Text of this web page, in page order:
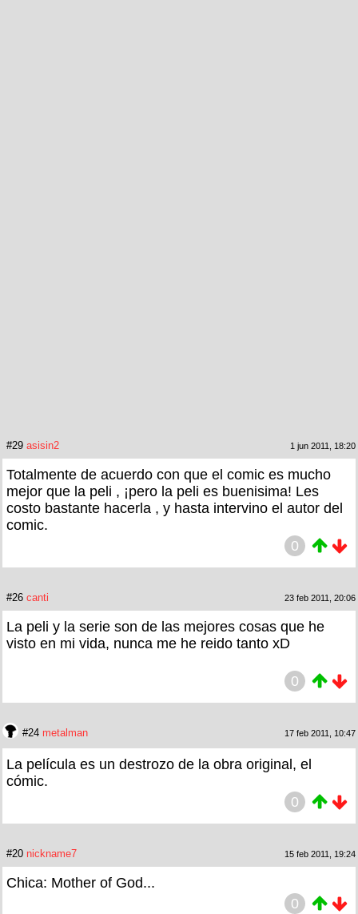
#29 asisin2 1 jun 2011, 18:20
Totalmente de acuerdo con que el comic es mucho
mejor que la peli , ¡pero la peli es buenisima! Les
costo bastante hacerla , y hasta intervino el autor del
comic.
0
#26 canti 23 feb 2011, 20:06
La peli y la serie son de las mejores cosas que he
visto en mi vida, nunca me he reido tanto xD
0
#24 metalman 17 feb 2011, 10:47
La película es un destrozo de la obra original, el
cómic.
0
#20 nickname7 15 feb 2011, 19:24
Chica: Mother of God...
0